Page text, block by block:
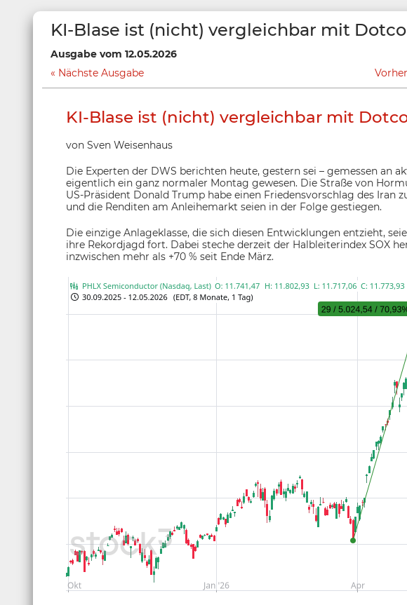
KI-Blase ist (nicht) vergleichbar mit
Ausgabe vom 12.05.2026
Nächste Ausgabe
KI-Blase ist (nicht) vergleichbar mit
von Sven Weisenhaus
Die Experten der DWS berichten heute, gestern sei – gemessen an
eigentlich ein ganz normaler Montag gewesen. Die Straße von
US-Präsident Donald Trump habe einen Friedensvorschlag des Iran
und die Renditen am Anleihemarkt seien in der Folge gestiegen.
Die einzige Anlageklasse, die sich diesen Entwicklungen entzieht,
ihre Rekordjagd fort. Dabei steche derzeit der Halbleiterindex SOX
inzwischen mehr als +70 % seit Ende März.